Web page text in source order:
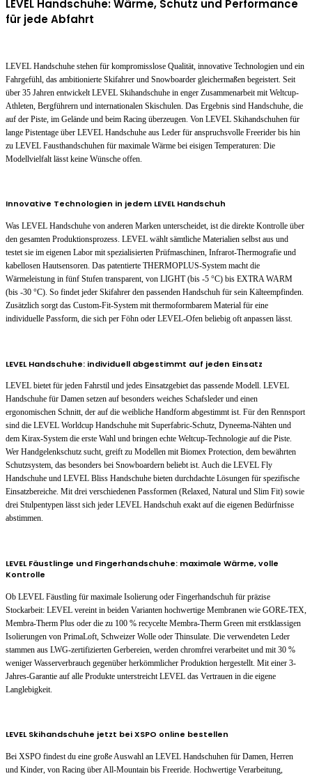
LEVEL Handschuhe: Wärme, Schutz und Performance
für jede Abfahrt
LEVEL Handschuhe stehen für kompromisslose Qualität, innovative Technologien und ein
Fahrgefühl, das ambitionierte Skifahrer und Snowboarder gleichermaßen begeistert. Seit
über 35 Jahren entwickelt LEVEL Skihandschuhe in enger Zusammenarbeit mit Weltcup-
Athleten, Bergführern und internationalen Skischulen. Das Ergebnis sind Handschuhe, die
auf der Piste, im Gelände und beim Racing überzeugen. Von LEVEL Skihandschuhen für
lange Pistentage über LEVEL Handschuhe aus Leder für anspruchsvolle Freerider bis hin
zu LEVEL Fausthandschuhen für maximale Wärme bei eisigen Temperaturen: Die
Modellvielfalt lässt keine Wünsche offen.
Innovative Technologien in jedem LEVEL Handschuh
Was LEVEL Handschuhe von anderen Marken unterscheidet, ist die direkte Kontrolle über
den gesamten Produktionsprozess. LEVEL wählt sämtliche Materialien selbst aus und
testet sie im eigenen Labor mit spezialisierten Prüfmaschinen, Infrarot-Thermografie und
kabellosen Hautsensoren. Das patentierte THERMOPLUS-System macht die
Wärmeleistung in fünf Stufen transparent, von LIGHT (bis -5 °C) bis EXTRA WARM
(bis -30 °C). So findet jeder Skifahrer den passenden Handschuh für sein Kälteempfinden.
Zusätzlich sorgt das Custom-Fit-System mit thermoformbarem Material für eine
individuelle Passform, die sich per Föhn oder LEVEL-Ofen beliebig oft anpassen lässt.
LEVEL Handschuhe: individuell abgestimmt auf jeden Einsatz
LEVEL bietet für jeden Fahrstil und jedes Einsatzgebiet das passende Modell. LEVEL
Handschuhe für Damen setzen auf besonders weiches Schafsleder und einen
ergonomischen Schnitt, der auf die weibliche Handform abgestimmt ist. Für den Rennsport
sind die LEVEL Worldcup Handschuhe mit Superfabric-Schutz, Dyneema-Nähten und
dem Kirax-System die erste Wahl und bringen echte Weltcup-Technologie auf die Piste.
Wer Handgelenkschutz sucht, greift zu Modellen mit Biomex Protection, dem bewährten
Schutzsystem, das besonders bei Snowboardern beliebt ist. Auch die LEVEL Fly
Handschuhe und LEVEL Bliss Handschuhe bieten durchdachte Lösungen für spezifische
Einsatzbereiche. Mit drei verschiedenen Passformen (Relaxed, Natural und Slim Fit) sowie
drei Stulpentypen lässt sich jeder LEVEL Handschuh exakt auf die eigenen Bedürfnisse
abstimmen.
LEVEL Fäustlinge und Fingerhandschuhe: maximale Wärme, volle
Kontrolle
Ob LEVEL Fäustling für maximale Isolierung oder Fingerhandschuh für präzise
Stockarbeit: LEVEL vereint in beiden Varianten hochwertige Membranen wie GORE-TEX,
Membra-Therm Plus oder die zu 100 % recycelte Membra-Therm Green mit erstklassigen
Isolierungen von PrimaLoft, Schweizer Wolle oder Thinsulate. Die verwendeten Leder
stammen aus LWG-zertifizierten Gerbereien, werden chromfrei verarbeitet und mit 30 %
weniger Wasserverbrauch gegenüber herkömmlicher Produktion hergestellt. Mit einer 3-
Jahres-Garantie auf alle Produkte unterstreicht LEVEL das Vertrauen in die eigene
Langlebigkeit.
LEVEL Skihandschuhe jetzt bei XSPO online bestellen
Bei XSPO findest du eine große Auswahl an LEVEL Handschuhen für Damen, Herren
und Kinder, von Racing über All-Mountain bis Freeride. Hochwertige Verarbeitung,